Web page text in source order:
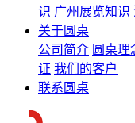
识 广州展览知识
关于圆桌
公司简介 圆桌理
证 我们的客户
联系圆桌